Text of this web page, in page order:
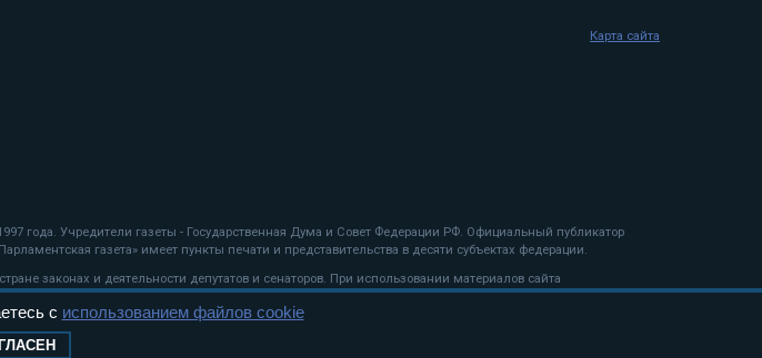
года. Учредители газеты - Государственная Дума и Совет Федерации РФ. Официальный публикатор
газета» имеет пункты печати и представительства в десяти субъектах федерации.
законах и деятельности депутатов и сенаторов. При использовании материалов сайта
Карта сайта
с использованием файлов cookie